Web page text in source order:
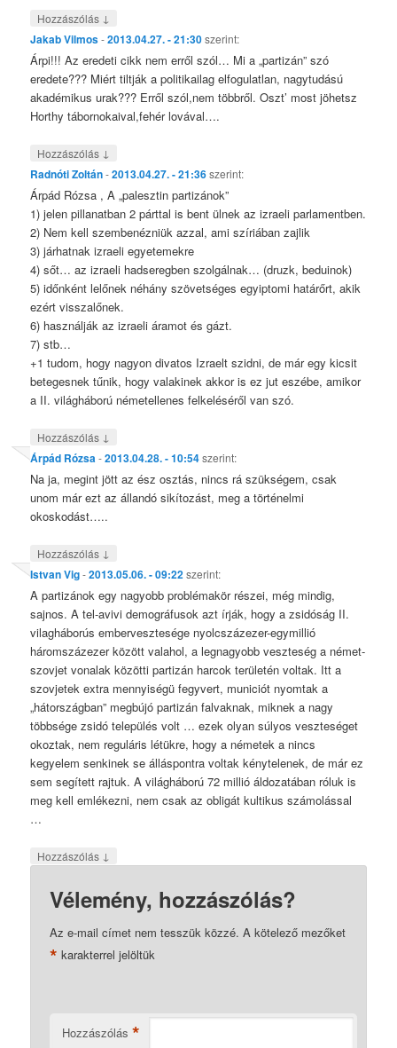
Hozzászólás ↓
Jakab Vilmos-2013.04.27. - 21:30szerint:
Árpi!!! Az eredeti cikk nem erről szól… Mi a „partizán” szó
eredete??? Miért tiltják a politikailag elfogulatlan, nagytudású
akadémikus urak??? Erről szól,nem többről. Oszt’ most jöhetsz
Horthy tábornokaival,fehér lovával….
Hozzászólás ↓
Radnóti Zoltán-2013.04.27. - 21:36szerint:
Árpád Rózsa , A „palesztin partizánok”
1) jelen pillanatban 2 párttal is bent ülnek az izraeli parlamentben.
2) Nem kell szembenézniük azzal, ami szíriában zajlik
3) járhatnak izraeli egyetemekre
4) sőt… az izraeli hadseregben szolgálnak… (druzk, beduinok)
5) időnként lelőnek néhány szövetséges egyiptomi határőrt, akik
ezért visszalőnek.
6) használják az izraeli áramot és gázt.
7) stb…
+1 tudom, hogy nagyon divatos Izraelt szidni, de már egy kicsit
betegesnek tűnik, hogy valakinek akkor is ez jut eszébe, amikor
a II. világháború németellenes felkeléséről van szó.
Hozzászólás ↓
Árpád Rózsa-2013.04.28. - 10:54szerint:
Na ja, megint jött az ész osztás, nincs rá szükségem, csak
unom már ezt az állandó sikítozást, meg a történelmi
okoskodást…..
Hozzászólás ↓
Istvan Vig-2013.05.06. - 09:22szerint:
A partizánok egy nagyobb problémakör részei, még mindig,
sajnos. A tel-avivi demográfusok azt írják, hogy a zsidóság II.
vilagháborús embervesztesége nyolcszázezer-egymillió
háromszázezer között valahol, a legnagyobb veszteség a német-
szovjet vonalak közötti partizán harcok területén voltak. Itt a
szovjetek extra mennyiségü fegyvert, municiót nyomtak a
„hátországban” megbújó partizán falvaknak, miknek a nagy
többsége zsidó település volt … ezek olyan súlyos veszteséget
okoztak, nem reguláris létükre, hogy a németek a nincs
kegyelem senkinek se álláspontra voltak kénytelenek, de már ez
sem segített rajtuk. A világháború 72 millió áldozatában róluk is
meg kell emlékezni, nem csak az obligát kultikus számolással
…
Hozzászólás ↓
Vélemény, hozzászólás?
Az e-mail címet nem tesszük közzé. A kötelező mezőket
* karakterrel jelöltük
Hozzászólás *